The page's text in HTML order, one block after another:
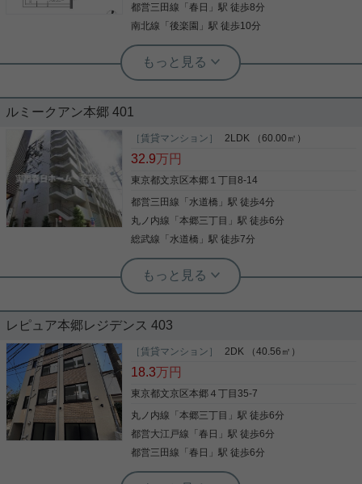
ロゼットなど豊富なので、広々と空間を利用するこ
とも可能です。2駅利用可能でアクセスの良いマン
ションです。ワクワク、ドキドキの新生活。まずは
当社で文京区や都営大江戸線春日付近のお部屋探し
をしましょう。好みのお部屋がきっと見つかりま
す。
都営三田線 「春日 」駅 徒歩8分
南北線 「後楽園 」駅 徒歩10分
実用春日ホーム 春日町店 宮崎伊織
楽器相談可能☆ 設備充実の１LDK物
ペースたっぷりの１LDK物件です！ お部屋はバス・
トイレ別、浴室乾燥・温水洗浄便座を完備してお
り、 室内洗濯置き場に独立洗面台。 ウォークインク
ローゼットにたっぷりの収納スペース♪ 24時間いつ
犯カメラでどなたでも安心してお住まい頂けま
す！！
写真(9)
詳細を見る
ルミークアン本郷 401
［賃貸マンション］ 2LDK （60.00㎡）
32.9万円
東京都文京区本郷１丁目8-14
都営三田線 「水道橋 」駅 徒歩4分
丸ノ内線 「本郷三丁目 」駅 徒歩6分
総武線 「水道橋 」駅 徒歩7分
実用春日ホーム 茗荷谷店 松下諒平
全居室洋室 シャワー 3沿線以上利用可
です。セブンイレブン文京本郷１丁目店まで徒歩5
分と近場にコンビニがあるのもポイント。収納はク
ロゼット・シューズボックスなど豊富なので、衣類
や履き物の整理がしやすく便利です。室内設備は洗
しております。素敵な生活はゆとりある間取りの
2LDK物件で。エレベーター付き物件です。文京区
での住まい探しを当社スタッフがサポート致しま
す。まずはご希望条件などをお申しつけください。
それを元にお客様に合ったお住まいをご紹介いたし
写真(9)
詳細を見る
レピュア本郷レジデンス 403
［賃貸マンション］ 2DK （40.56㎡）
18.3万円
東京都文京区本郷４丁目35-7
丸ノ内線 「本郷三丁目 」駅 徒歩6分
都営大江戸線 「春日 」駅 徒歩6分
都営三田線 「春日 」駅 徒歩6分
実用春日ホーム 西片店 ルームアドバイザー